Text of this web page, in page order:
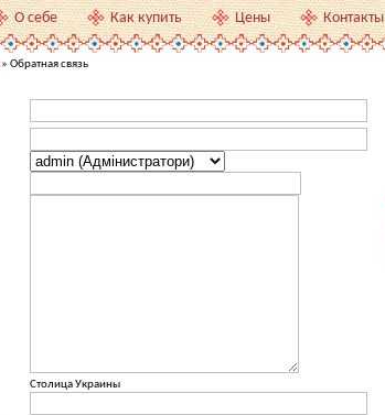
» Обратная связь
Столица Украины
О себе Как купить Цены Контакты